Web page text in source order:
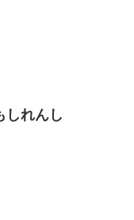
しれんし